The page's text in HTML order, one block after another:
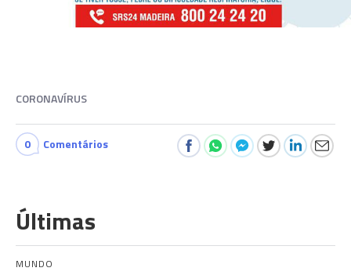
CORONAVÍRUS
0 Comentários
Últimas
MUNDO